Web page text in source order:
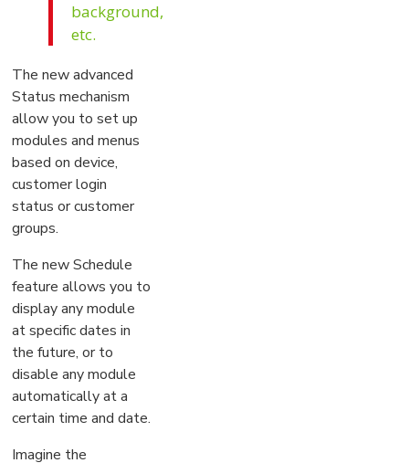
background,
etc.
The new advanced
Status mechanism
allow you to set up
modules and menus
based on device,
customer login
status or customer
groups.
The new Schedule
feature allows you to
display any module
at specific dates in
the future, or to
disable any module
automatically at a
certain time and date.
Imagine the